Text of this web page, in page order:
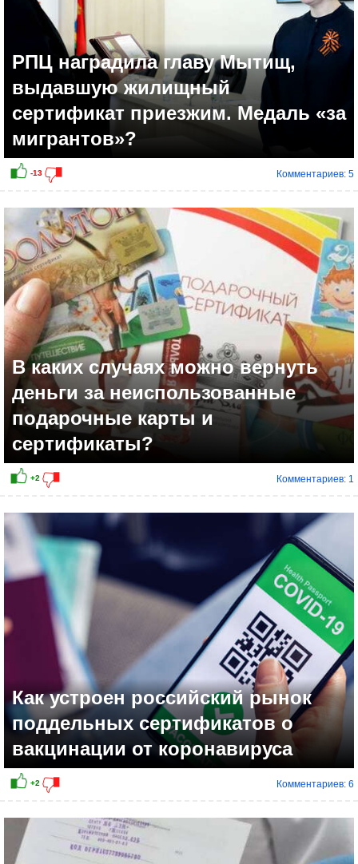
+7
РПЦ наградила главу Мытищ,
выдавшую жилищный
сертификат приезжим. Медаль «за
мигрантов»?
Комментариев: 5
В каких случаях можно вернуть
деньги за неиспользованные
подарочные карты и
сертификаты?
Комментариев: 1
Как устроен российский рынок
поддельных сертификатов о
вакцинации от коронавируса
Комментариев: 6